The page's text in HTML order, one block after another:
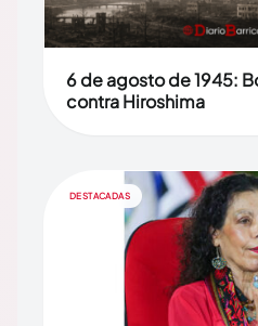
6 de agosto de 1945:
contra Hiroshima
DESTACADAS